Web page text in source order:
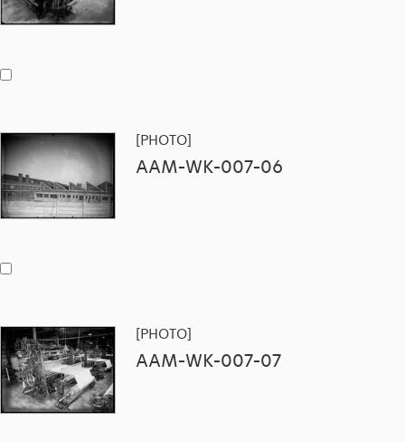
[PHOTO]
AAM-WK-007-06
[PHOTO]
AAM-WK-007-07